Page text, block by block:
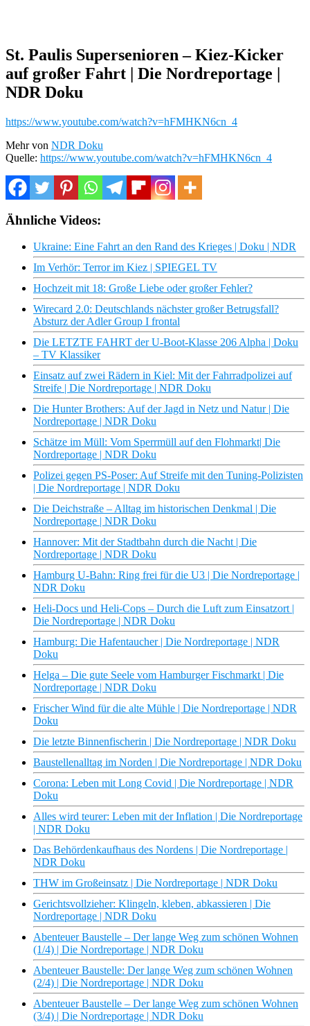
St. Paulis Supersenioren – Kiez-Kicker
auf großer Fahrt | Die Nordreportage |
NDR Doku
https://www.youtube.com/watch?v=hFMHKN6cn_4
Mehr von NDR Doku
Quelle: https://www.youtube.com/watch?v=hFMHKN6cn_4
Ähnliche Videos:
Ukraine: Eine Fahrt an den Rand des Krieges | Doku | NDR
Im Verhör: Terror im Kiez | SPIEGEL TV
Hochzeit mit 18: Große Liebe oder großer Fehler?
Wirecard 2.0: Deutschlands nächster großer Betrugsfall?
Absturz der Adler Group I frontal
Die LETZTE FAHRT der U-Boot-Klasse 206 Alpha | Doku
– TV Klassiker
Einsatz auf zwei Rädern in Kiel: Mit der Fahrradpolizei auf
Streife | Die Nordreportage | NDR Doku
Die Hunter Brothers: Auf der Jagd in Netz und Natur | Die
Nordreportage | NDR Doku
Schätze im Müll: Vom Sperrmüll auf den Flohmarkt| Die
Nordreportage | NDR Doku
Polizei gegen PS-Poser: Auf Streife mit den Tuning-Polizisten
| Die Nordreportage | NDR Doku
Die Deichstraße – Alltag im historischen Denkmal | Die
Nordreportage | NDR Doku
Hannover: Mit der Stadtbahn durch die Nacht | Die
Nordreportage | NDR Doku
Hamburg U-Bahn: Ring frei für die U3 | Die Nordreportage |
NDR Doku
Heli-Docs und Heli-Cops – Durch die Luft zum Einsatzort |
Die Nordreportage | NDR Doku
Hamburg: Die Hafentaucher | Die Nordreportage | NDR
Doku
Helga – Die gute Seele vom Hamburger Fischmarkt | Die
Nordreportage | NDR Doku
Frischer Wind für die alte Mühle | Die Nordreportage | NDR
Doku
Die letzte Binnenfischerin | Die Nordreportage | NDR Doku
Baustellenalltag im Norden | Die Nordreportage | NDR Doku
Corona: Leben mit Long Covid | Die Nordreportage | NDR
Doku
Alles wird teurer: Leben mit der Inflation | Die Nordreportage
| NDR Doku
Das Behördenkaufhaus des Nordens | Die Nordreportage |
NDR Doku
THW im Großeinsatz | Die Nordreportage | NDR Doku
Gerichtsvollzieher: Klingeln, kleben, abkassieren | Die
Nordreportage | NDR Doku
Abenteuer Baustelle – Der lange Weg zum schönen Wohnen
(1/4) | Die Nordreportage | NDR Doku
Abenteuer Baustelle: Der lange Weg zum schönen Wohnen
(2/4) | Die Nordreportage | NDR Doku
Abenteuer Baustelle – Der lange Weg zum schönen Wohnen
(3/4) | Die Nordreportage | NDR Doku